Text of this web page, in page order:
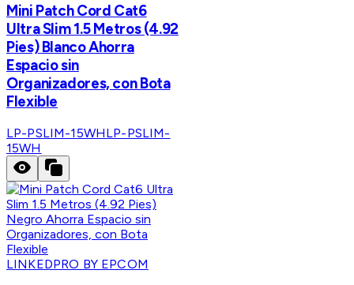
Mini Patch Cord Cat6
Ultra Slim 1.5 Metros (4.92
Pies) Blanco Ahorra
Espacio sin
Organizadores, con Bota
Flexible
LP-PSLIM-15WHLP-PSLIM-
15WH
LINKEDPRO BY EPCOM